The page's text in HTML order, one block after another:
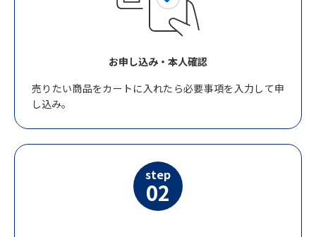
お申し込み・本人確認
売りたい商品をカートに入れたら必要事項を入力して申
し込み。
step
02